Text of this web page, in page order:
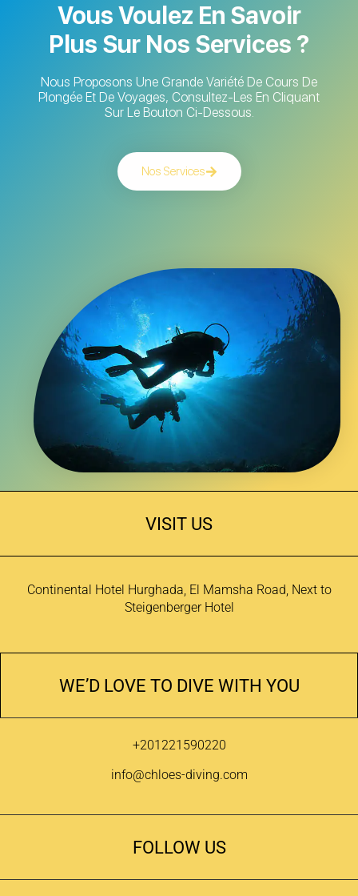
Vous Voulez En Savoir
Plus Sur Nos Services ?
Nous Proposons Une Grande Variété De Cours De
Plongée Et De Voyages, Consultez-Les En Cliquant
Sur Le Bouton Ci-Dessous.
Nos Services
VISIT US
Continental Hotel Hurghada, El Mamsha Road, Next to
Steigenberger Hotel
WE’D LOVE TO DIVE WITH YOU
+201221590220
info@chloes-diving.com
FOLLOW US